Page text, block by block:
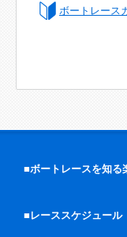
ボートレース
■ボートレースを知る
■レーススケジュール